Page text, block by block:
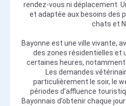
rendez-vous ni déplacement.
et adaptée aux besoins des
chats et
Bayonne est une ville vivante,
des zones résidentielles et
certaines heures, notamment
Les demandes
particulièrement le soir, le
périodes d’affluence
Bayonnais d’obtenir chaque